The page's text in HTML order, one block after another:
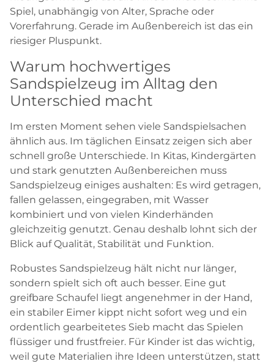
Spiel, unabhängig von Alter, Sprache oder
Vorerfahrung. Gerade im Außenbereich ist das ein
riesiger Pluspunkt.
Warum hochwertiges
Sandspielzeug im Alltag den
Unterschied macht
Im ersten Moment sehen viele Sandspielsachen
ähnlich aus. Im täglichen Einsatz zeigen sich aber
schnell große Unterschiede. In Kitas, Kindergärten
und stark genutzten Außenbereichen muss
Sandspielzeug einiges aushalten: Es wird getragen,
fallen gelassen, eingegraben, mit Wasser
kombiniert und von vielen Kinderhänden
gleichzeitig genutzt. Genau deshalb lohnt sich der
Blick auf Qualität, Stabilität und Funktion.
Robustes Sandspielzeug hält nicht nur länger,
sondern spielt sich oft auch besser. Eine gut
greifbare Schaufel liegt angenehmer in der Hand,
ein stabiler Eimer kippt nicht sofort weg und ein
ordentlich gearbeitetes Sieb macht das Spielen
flüssiger und frustfreier. Für Kinder ist das wichtig,
weil gute Materialien ihre Ideen unterstützen, statt